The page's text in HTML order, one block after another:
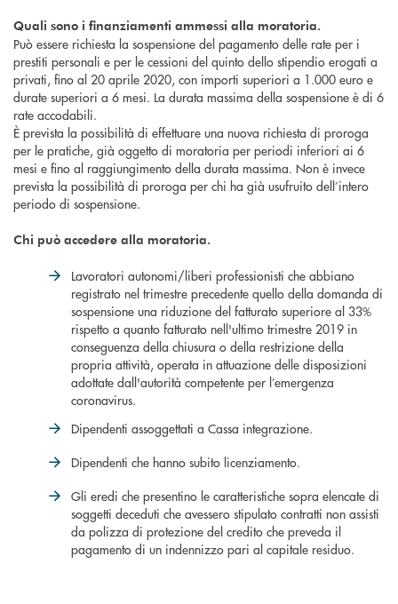
Quali sono i finanziamenti ammessi alla moratoria.
Può essere richiesta la sospensione del pagamento delle rate per i
prestiti personali e per le cessioni del quinto dello stipendio erogati a
privati, fino al 20 aprile 2020, con importi superiori a 1.000 euro e
durate superiori a 6 mesi. La durata massima della sospensione è di 6
rate accodabili.
È prevista la possibilità di effettuare una nuova richiesta di proroga
per le pratiche, già oggetto di moratoria per periodi inferiori ai 6
mesi e fino al raggiungimento della durata massima. Non è invece
prevista la possibilità di proroga per chi ha già usufruito dell’intero
periodo di sospensione.
Chi può accedere alla moratoria.
Lavoratori autonomi/liberi professionisti che abbiano
registrato nel trimestre precedente quello della domanda di
sospensione una riduzione del fatturato superiore al 33%
rispetto a quanto fatturato nell'ultimo trimestre 2019 in
conseguenza della chiusura o della restrizione della
propria attività, operata in attuazione delle disposizioni
adottate dall'autorità competente per l’emergenza
coronavirus.
Dipendenti assoggettati a Cassa integrazione.
Dipendenti che hanno subito licenziamento.
Gli eredi che presentino le caratteristiche sopra elencate di
soggetti deceduti che avessero stipulato contratti non assisti
da polizza di protezione del credito che preveda il
pagamento di un indennizzo pari al capitale residuo.